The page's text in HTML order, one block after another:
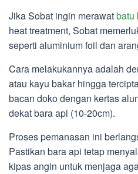
Jika Sobat ingin merawatbatu
heat treatment, Sobat
seperti aluminium foil dan
Cara melakukannya adalah
atau kayu bakar hingga
bacan doko dengan kertas
dekat bara api (10-20cm).
Proses pemanasan ini
Pastikan bara api tetap
kipas angin untuk menjaga